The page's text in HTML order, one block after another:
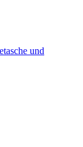
und